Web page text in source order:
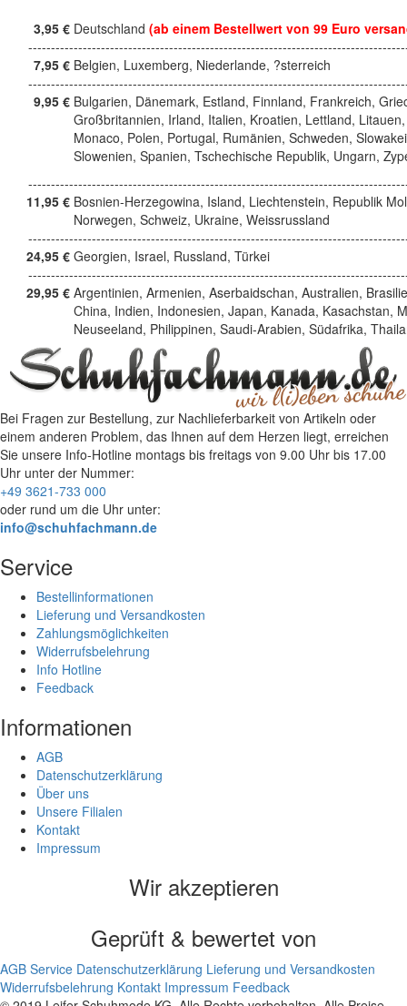
3,95 € Deutschland (ab einem Bestellwert von 99 Euro
7,95 € Belgien, Luxemberg, Niederlande, ?sterreich
9,95 € Bulgarien, Dänemark, Estland, Finnland, Frankreich,
Großbritannien, Irland, Italien, Kroatien, Lettland, Litauen,
Monaco, Polen, Portugal, Rumänien, Schweden,
Slowenien, Spanien, Tschechische Republik, Ungarn,
11,95 € Bosnien-Herzegowina, Island, Liechtenstein, Republik
Norwegen, Schweiz, Ukraine, Weissrussland
24,95 € Georgien, Israel, Russland, Türkei
29,95 € Argentinien, Armenien, Aserbaidschan, Australien,
China, Indien, Indonesien, Japan, Kanada, Kasachstan,
Neuseeland, Philippinen, Saudi-Arabien, Südafrika,
Bei Fragen zur Bestellung, zur Nachlieferbarkeit von Artikeln oder
einem anderen Problem, das Ihnen auf dem Herzen liegt, erreichen
Sie unsere Info-Hotline montags bis freitags von 9.00 Uhr bis 17.00
Uhr unter der Nummer:
+49 3621-733 000
oder rund um die Uhr unter:
info@schuhfachmann.de
Service
Bestellinformationen
Lieferung und Versandkosten
Zahlungsmöglichkeiten
Widerrufsbelehrung
Info Hotline
Feedback
Informationen
AGB
Datenschutzerklärung
Über uns
Unsere Filialen
Kontakt
Impressum
Wir akzeptieren
Geprüft & bewertet von
AGB Service Datenschutzerklärung Lieferung und Versandkosten
Widerrufsbelehrung Kontakt Impressum Feedback